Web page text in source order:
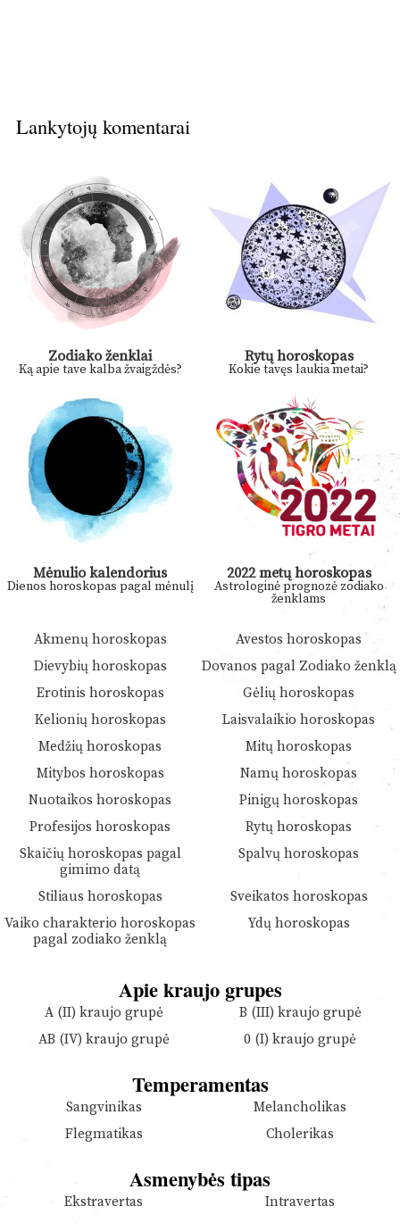
Lankytojų komentarai
Zodiako ženklai
Ką apie tave kalba žvaigždės?
Rytų horoskopas
Kokie tavęs laukia metai?
Mėnulio kalendorius
Dienos horoskopas pagal mėnulį
2022 metų horoskopas
Astrologinė prognozė zodiako
ženklams
Akmenų horoskopas
Avestos horoskopas
Dievybių horoskopas
Dovanos pagal Zodiako ženklą
Erotinis horoskopas
Gėlių horoskopas
Kelionių horoskopas
Laisvalaikio horoskopas
Medžių horoskopas
Mitų horoskopas
Mitybos horoskopas
Namų horoskopas
Nuotaikos horoskopas
Pinigų horoskopas
Profesijos horoskopas
Rytų horoskopas
Skaičių horoskopas pagal
gimimo datą
Spalvų horoskopas
Stiliaus horoskopas
Sveikatos horoskopas
Vaiko charakterio horoskopas
pagal zodiako ženklą
Ydų horoskopas
Apie kraujo grupes
A (II) kraujo grupė
B (III) kraujo grupė
AB (IV) kraujo grupė
0 (I) kraujo grupė
Temperamentas
Sangvinikas
Melancholikas
Flegmatikas
Cholerikas
Asmenybės tipas
Ekstravertas Intravertas